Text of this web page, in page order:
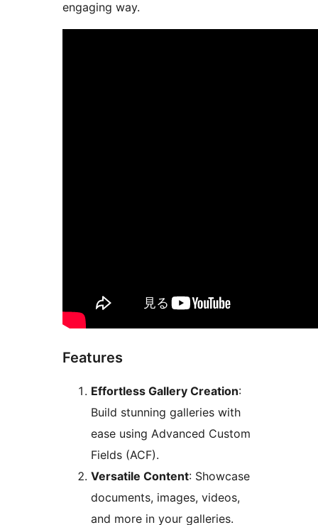
engaging way.
Features
Effortless Gallery Creation:
Build stunning galleries with
ease using Advanced Custom
Fields (ACF).
Versatile Content: Showcase
documents, images, videos,
and more in your galleries.